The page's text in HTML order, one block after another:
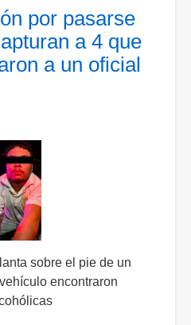
por pasarse
a 4 que
a un oficial
sobre el pie de un
encontraron